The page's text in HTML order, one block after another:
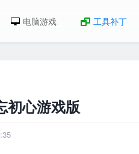
电脑游戏 工具补丁
初心游戏版